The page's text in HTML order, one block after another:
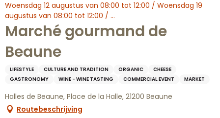
Woensdag 12 augustus van 08:00 tot 12:00 / Woensdag 19
augustus van 08:00 tot 12:00 / ...
Marché gourmand de
Beaune
LIFESTYLE CULTURE AND TRADITION ORGANIC
CHEESE
GASTRONOMY
WINE - WINE TASTING COMMERCIAL EVENT MARKET
Halles de Beaune, Place de la Halle, 21200 Beaune
Routebeschrijving